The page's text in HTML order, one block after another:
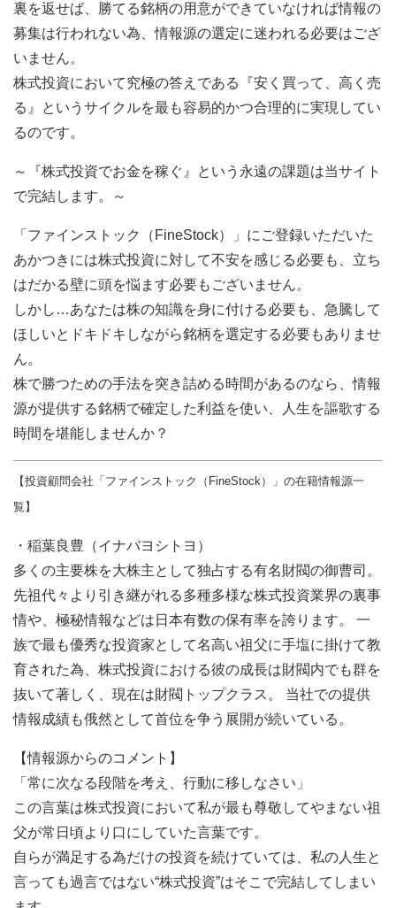
裏を返せば、勝てる銘柄の用意ができていなければ情報の
募集は行われない為、情報源の選定に迷われる必要はござ
いません。
株式投資において究極の答えである『安く買って、高く売
る』というサイクルを最も容易的かつ合理的に実現してい
るのです。
～『株式投資でお金を稼ぐ』という永遠の課題は当サイト
で完結します。～
「ファインストック（FineStock）」にご登録いただいた
あかつきには株式投資に対して不安を感じる必要も、立ち
はだかる壁に頭を悩ます必要もございません。
しかし…あなたは株の知識を身に付ける必要も、急騰して
ほしいとドキドキしながら銘柄を選定する必要もありませ
ん。
株で勝つための手法を突き詰める時間があるのなら、情報
源が提供する銘柄で確定した利益を使い、人生を謳歌する
時間を堪能しませんか？
【投資顧問会社「ファインストック（FineStock）」の在籍情報源一
覧】
・稲葉良豊（イナバヨシトヨ）
多くの主要株を大株主として独占する有名財閥の御曹司。
先祖代々より引き継がれる多種多様な株式投資業界の裏事
情や、極秘情報などは日本有数の保有率を誇ります。 一
族で最も優秀な投資家として名高い祖父に手塩に掛けて教
育された為、株式投資における彼の成長は財閥内でも群を
抜いて著しく、現在は財閥トップクラス。 当社での提供
情報成績も俄然として首位を争う展開が続いている。
【情報源からのコメント】
「常に次なる段階を考え、行動に移しなさい」
この言葉は株式投資において私が最も尊敬してやまない祖
父が常日頃より口にしていた言葉です。
自らが満足する為だけの投資を続けていては、私の人生と
言っても過言ではない“株式投資”はそこで完結してしまい